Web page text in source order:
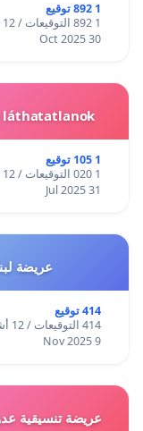
1 892 توقيع
1 892 التوقيعات / 12 أشهر
30 Oct 2025
1 105 توقيع
1 020 التوقيعات / 12 أشهر
31 Jul 2025
عريضة
414 توقيع
414 التوقيعات / 12 أشهر
9 Nov 2025
عريضة تنسيقية